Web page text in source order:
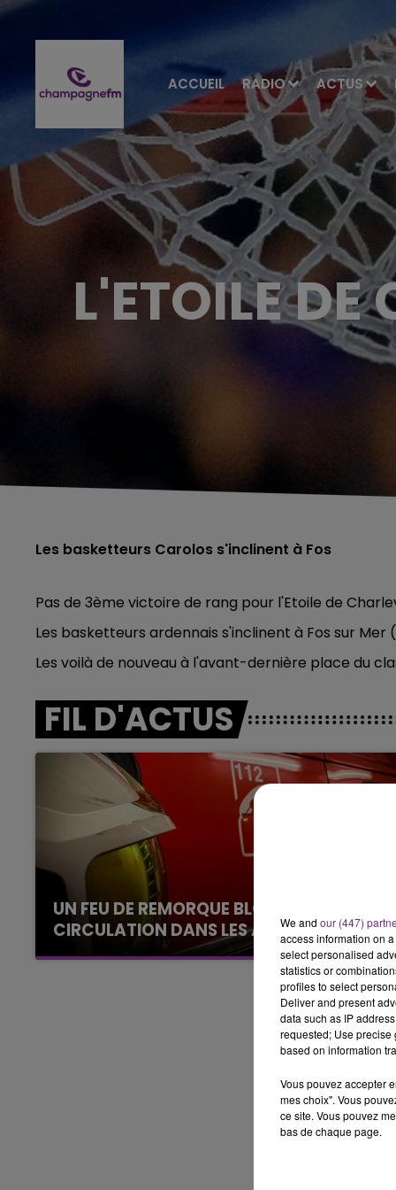
ACCUEIL RADIO ACTUS
14h00 - 15h00
LA RADIO POP
L'ETOILE DE
Les basketteurs Carolos s'inclinent à Fos
Pas de 3ème victoire de rang pour l'Etoile de
Les basketteurs ardennais s'inclinent à Fos sur
Les voilà de nouveau à l'avant-dernière place du
FIL D'ACTUS
UN FEU DE REMORQUE BLOQUE LA
CIRCULATION DANS LES ARDENNES
Un feu de remorque s'est déclaré ce mercredi
We and our (447)
access information on
select personalised
statistics or
profiles to select
Deliver and present
data such as IP
requested; Use precise
based on information
Vous pouvez accepter
mes choix". Vous
ce site. Vous pouvez
bas de chaque page.